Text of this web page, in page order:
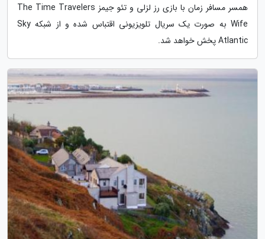
همسر مسافر زمان با بازی رز لزلی و تئو جیمز The Time Travelers
Wife به صورت یک سریال تلویزیونی اقتباس شده و از شبکه Sky
Atlantic پخش خواهد شد.